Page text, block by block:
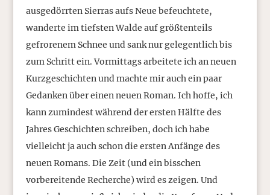
ausgedörrten Sierras aufs Neue befeuchtete,
wanderte im tiefsten Walde auf größtenteils
gefrorenem Schnee und sank nur gelegentlich bis
zum Schritt ein. Vormittags arbeitete ich an neuen
Kurzgeschichten und machte mir auch ein paar
Gedanken über einen neuen Roman. Ich hoffe, ich
kann zumindest während der ersten Hälfte des
Jahres Geschichten schreiben, doch ich habe
vielleicht ja auch schon die ersten Anfänge des
neuen Romans. Die Zeit (und ein bisschen
vorbereitende Recherche) wird es zeigen. Und